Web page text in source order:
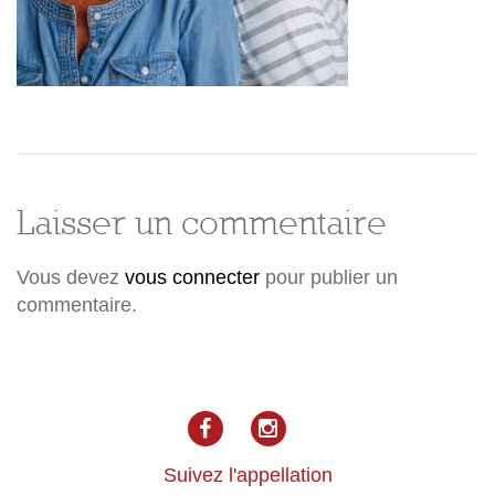
Laisser un commentaire
Vous devez vous connecter pour publier un
commentaire.
facebookInstagram
Suivez l'appellation